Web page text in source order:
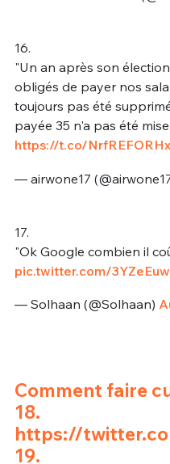
16.
"Un an après son
obligés de payer nos
toujours pas été
payée 35 n'a pas été
https://t.co/NrfREFORHx
— airwone17
17.
"Ok Google combien il
pic.twitter.com/
— Solhaan (@Solhaan)
Comment faire
18.
https://
19.